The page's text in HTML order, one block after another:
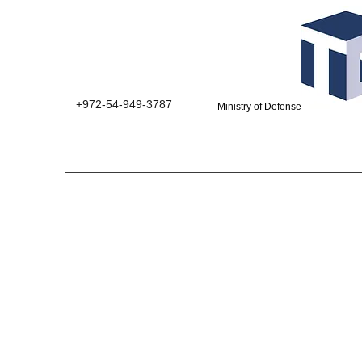
+972-54-949-3787 Ministry of Defense suppliers